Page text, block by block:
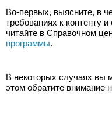
Во-первых, выясните, в
требованиях к контенту
читайте в Справочном
программы.
В некоторых случаях вы
этом обратите внимание